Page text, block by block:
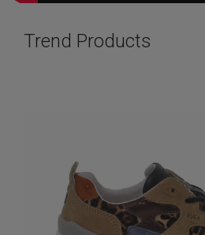
Trend Products